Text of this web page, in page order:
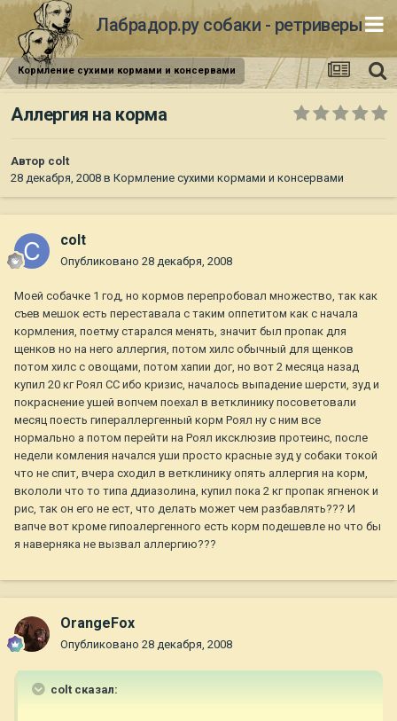
Лабрадор.ру собаки - ретриверы
Кормление сухими кормами и консервами
Аллергия на корма
Автор colt
28 декабря, 2008 в Кормление сухими кормами и консервами
colt
Опубликовано 28 декабря, 2008
Моей собачке 1 год, но кормов перепробовал множество, так как
съев мешок есть переставала с таким оппетитом как с начала
кормления, поетму старался менять, значит был пропак для
щенков но на него аллергия, потом хилс обычный для щенков
потом хилс с овощами, потом хапии дог, но вот 2 месяца назад
купил 20 кг Роял СС ибо кризис, началось выпадение шерсти, зуд и
покраснение ушей вопчем поехал в ветклинику посоветовали
месяц поесть гипераллергенный корм Роял ну с ним все
нормально а потом перейти на Роял иксклюзив протеинс, после
недели комления начался уши просто красные зуд у собаки токой
что не спит, вчера сходил в ветклинику опять аллергия на корм,
вкололи что то типа ддиазолина, купил пока 2 кг пропак ягненок и
рис, так он его не ест, что делать может чем разбавлять??? И
вапче вот кроме гипоалергенного есть корм подешевле но что бы
я наверняка не вызвал аллергию???
OrangeFox
Опубликовано 28 декабря, 2008
colt сказал: